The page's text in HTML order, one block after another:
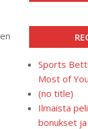
Sports
Most of
(no title)
Ilmaista
bonukset